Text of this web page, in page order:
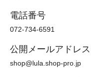
電話番号
072-734-6591
公開メールアドレス
shop@lula.shop-pro.jp